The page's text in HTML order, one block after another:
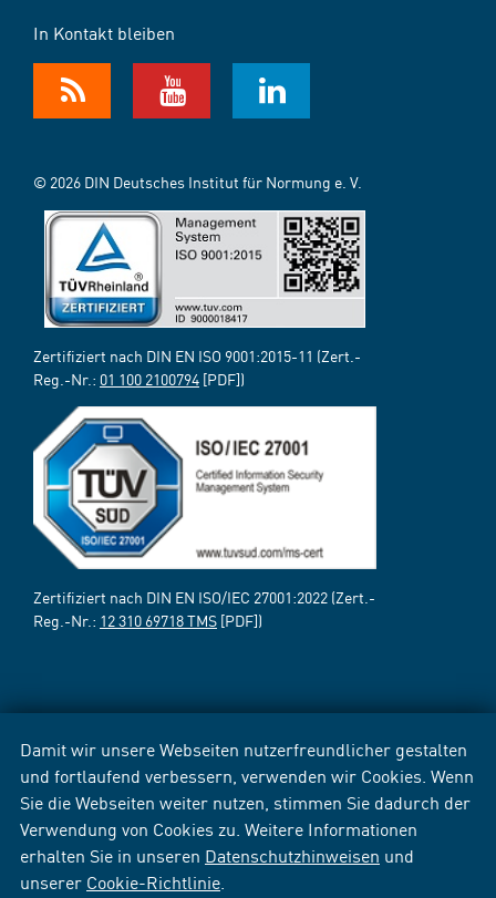
Damit wir unsere Webseiten nutzerfreundlicher gestalten
und fortlaufend verbessern, verwenden wir Cookies. Wenn
Sie die Webseiten weiter nutzen, stimmen Sie dadurch der
Verwendung von Cookies zu. Weitere Informationen
erhalten Sie in unseren Datenschutzhinweisen und
unserer Cookie-Richtlinie
In Kontakt bleiben
© 2026 DIN Deutsches Institut für Normung e. V.
Zertifiziert nach DIN EN ISO 9001:2015-11 (Zert.-
Reg.-Nr.: 01 100 2100794 [PDF])
Zertifiziert nach DIN EN ISO/IEC 27001:2022 (Zert.-
Reg.-Nr.: 12 310 69718 TMS [PDF])